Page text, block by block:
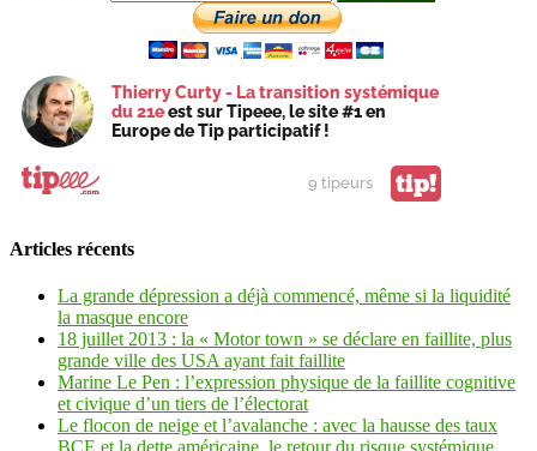
Thierry Curty - La transition systémique
du 21eest sur Tipeee, le site #1 en
Europe de Tip participatif !
9 tipeurs tip!
Articles récents
La grande dépression a déjà commencé, même si la liquidité
la masque encore
18 juillet 2013 : la « Motor town » se déclare en faillite, plus
grande ville des USA ayant fait faillite
Marine Le Pen : l’expression physique de la faillite cognitive
et civique d’un tiers de l’électorat
Le flocon de neige et l’avalanche : avec la hausse des taux